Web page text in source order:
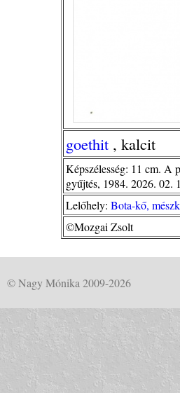
goethit , kalcit
Képszélesség: 11 cm. A
gyűjtés, 1984. 2026. 02.
Lelőhely: Bota-kő,
©Mozgai Zsolt
© Nagy Mónika 2009-2026